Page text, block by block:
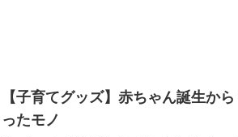
【子育てグッズ】赤ちゃん誕生か
ったモノ